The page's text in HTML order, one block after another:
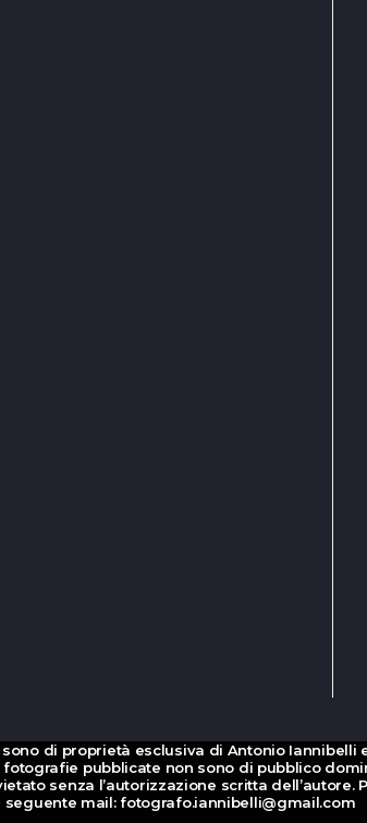
di proprietà esclusiva di Antonio Iannibelli
pubblicate non sono di pubblico
senza l’autorizzazione scritta dell’autore.
mail: fotografo.iannibelli@gmail.com